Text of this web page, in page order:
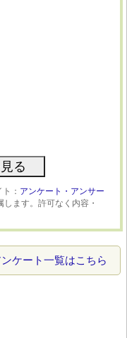
： アンケート・アンサー
ます。許可なく内容・
ケート一覧はこちら